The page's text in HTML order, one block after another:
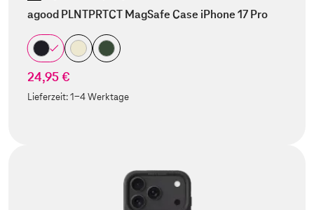
agood PLNTPRTCT MagSafe Case iPhone 17 Pro
24,95 €
Lieferzeit:1-4 Werktage